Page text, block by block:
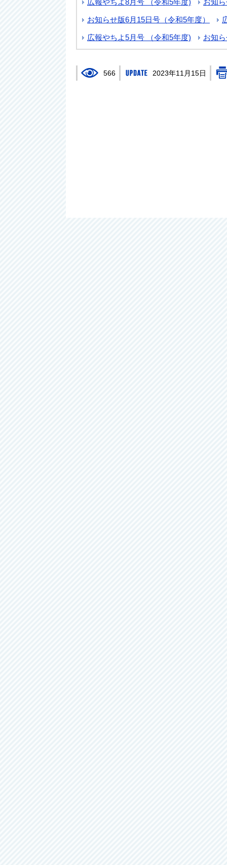
広報やちよ8月号 （令和5年度) お知
お知らせ版6月15日号（令和5年度）
広報やちよ5月号 （令和5年度) お知
566 2023年11月15日